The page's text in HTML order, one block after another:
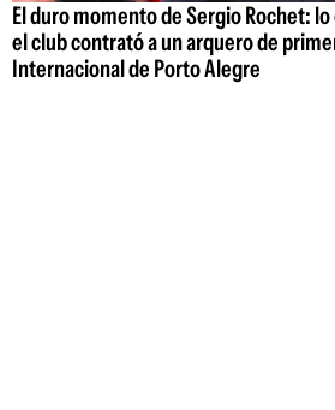
El duro momento de Sergio Rochet:
el club contrató a un arquero de
Internacional de Porto Alegre